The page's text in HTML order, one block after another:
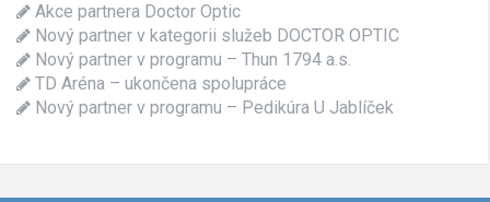
Akce partnera Doctor Optic
Nový partner v kategorii služeb DOCTOR OPTIC
Nový partner v programu – Thun 1794 a.s.
TD Aréna – ukončena spolupráce
Nový partner v programu – Pedikúra U Jablíček